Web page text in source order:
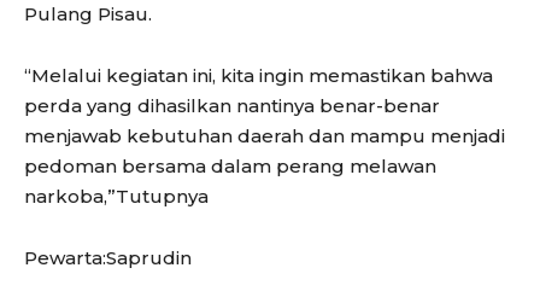
Pulang Pisau.
“Melalui kegiatan ini, kita ingin memastikan bahwa
perda yang dihasilkan nantinya benar-benar
menjawab kebutuhan daerah dan mampu menjadi
pedoman bersama dalam perang melawan
narkoba,”Tutupnya
Pewarta:Saprudin